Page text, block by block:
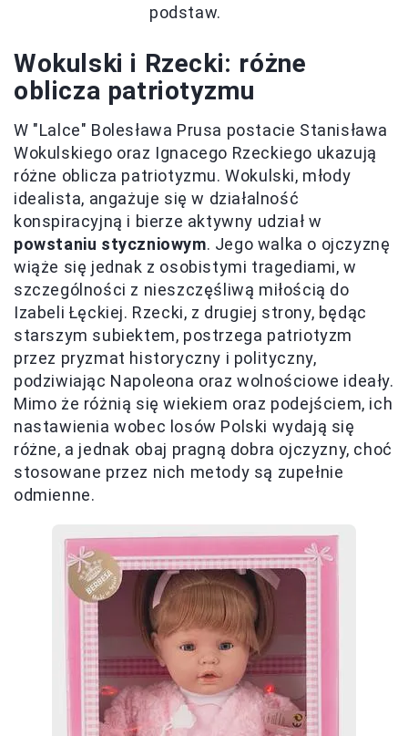
podstaw.
Wokulski i Rzecki: różne
oblicza patriotyzmu
W "Lalce" Bolesława Prusa postacie Stanisława
Wokulskiego oraz Ignacego Rzeckiego ukazują
różne oblicza patriotyzmu. Wokulski, młody
idealista, angażuje się w działalność
konspiracyjną i bierze aktywny udział w
powstaniu styczniowym. Jego walka o ojczyznę
wiąże się jednak z osobistymi tragediami, w
szczególności z nieszczęśliwą miłością do
Izabeli Łęckiej. Rzecki, z drugiej strony, będąc
starszym subiektem, postrzega patriotyzm
przez pryzmat historyczny i polityczny,
podziwiając Napoleona oraz wolnościowe ideały.
Mimo że różnią się wiekiem oraz podejściem, ich
nastawienia wobec losów Polski wydają się
różne, a jednak obaj pragną dobra ojczyzny, choć
stosowane przez nich metody są zupełnie
odmienne.